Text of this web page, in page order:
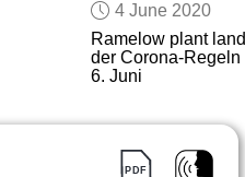
4 June 2020
Ramelow plant
der Corona-
6. Juni